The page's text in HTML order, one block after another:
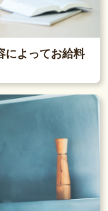
によってお給料